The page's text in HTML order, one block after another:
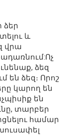
ձեր
և
վրա
ձեզ
են ձեզ։ Որոշ
կարող են
են
տարբեր
համար